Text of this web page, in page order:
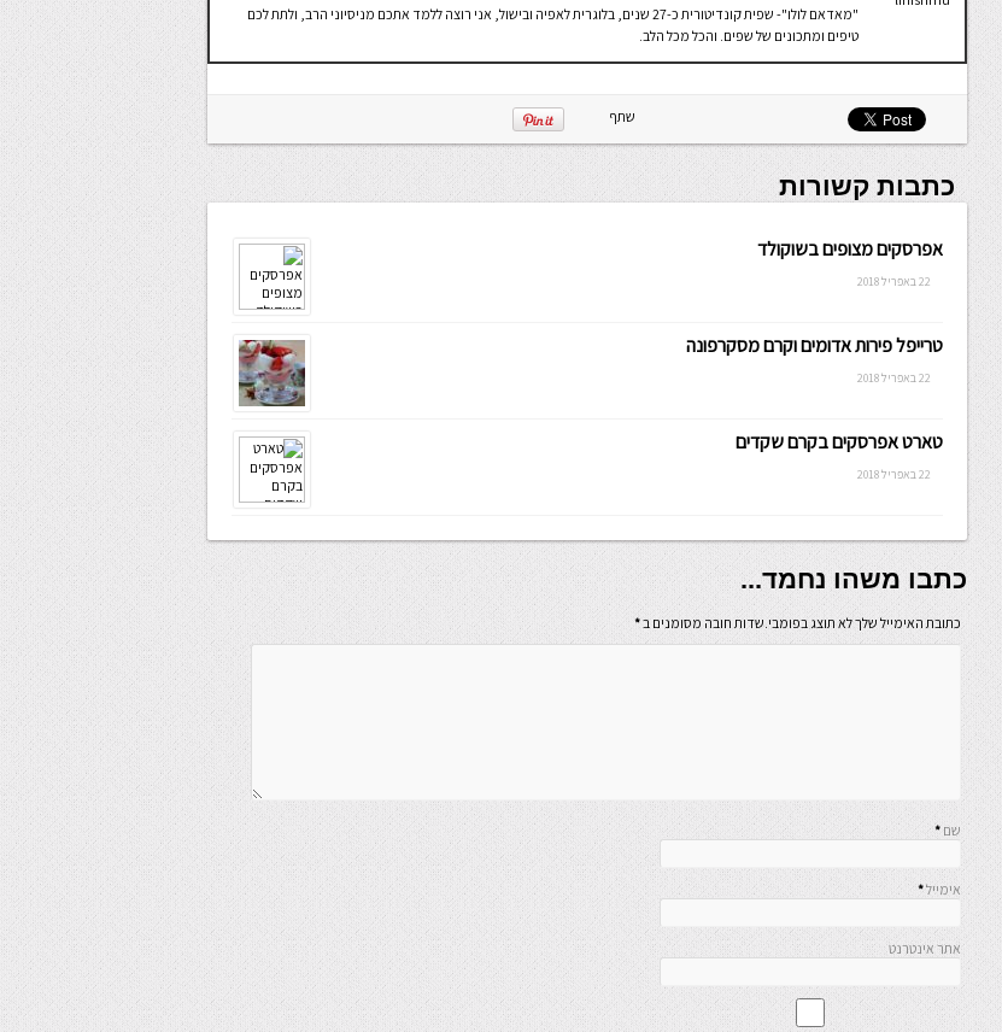
"מאדאם לולו"- שפית קונדיטורית כ-27 שנים, בלוגרית לאפיה ובישול, אני רוצה ללמד אתכם מניסיוני הרב, ולתת לכם
טיפים ומתכונים של שפים. והכל מכל הלב.
שתף
כתבות קשורות
אפרסקים מצופים בשוקולד
22 באפריל 2018
טרייפל פירות אדומים וקרם מסקרפונה
22 באפריל 2018
טארט אפרסקים בקרם שקדים
22 באפריל 2018
כתבו משהו נחמד...
כתובת האימייל שלך לא תוצג בפומבי.שדות חובה מסומנים ב*
שם *
אימייל*
אתר אינטרנט